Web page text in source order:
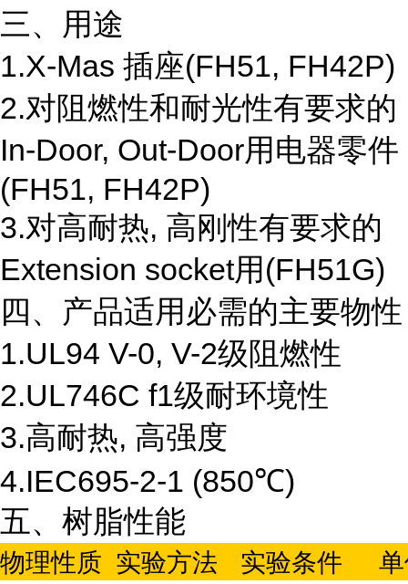
三、用途
1.X-Mas 插座(FH51, FH42P)
2.对阻燃性和耐光性有要求的
In-Door, Out-Door用电器零件
(FH51, FH42P)
3.对高耐热, 高刚性有要求的
Extension socket用(FH51G)
四、产品适用必需的主要物性
1.UL94 V-0, V-2级阻燃性
2.UL746C f1级耐环境性
3.高耐热, 高强度
4.IEC695-2-1 (850℃)
五、树脂性能
物理性质 实验方法 实验条件